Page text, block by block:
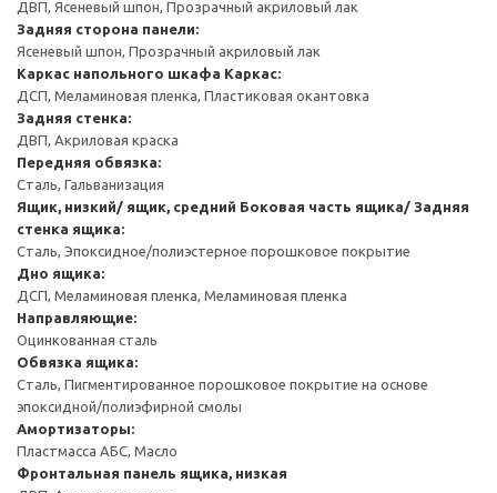
ДВП, Ясеневый шпон, Прозрачный акриловый лак
Задняя сторона панели:
Ясеневый шпон, Прозрачный акриловый лак
Каркас напольного шкафа Каркас:
ДСП, Меламиновая пленка, Пластиковая окантовка
Задняя стенка:
ДВП, Акриловая краска
Передняя обвязка:
Сталь, Гальванизация
Ящик, низкий/ ящик, средний Боковая часть ящика/ Задняя
стенка ящика:
Сталь, Эпоксидное/полиэстерное порошковое покрытие
Дно ящика:
ДСП, Меламиновая пленка, Меламиновая пленка
Направляющие:
Оцинкованная сталь
Обвязка ящика:
Сталь, Пигментированное порошковое покрытие на основе
эпоксидной/полиэфирной смолы
Амортизаторы:
Пластмасса АБС, Масло
Фронтальная панель ящика, низкая